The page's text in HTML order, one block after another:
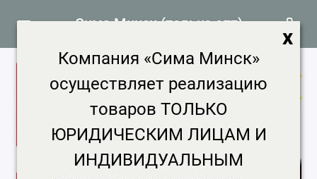
Сима Минск (только опт)
x
Компания «Сима Минск»
осуществляет реализацию
товаров ТОЛЬКО
ЮРИДИЧЕСКИМ ЛИЦАМ И
ИНДИВИДУАЛЬНЫМ